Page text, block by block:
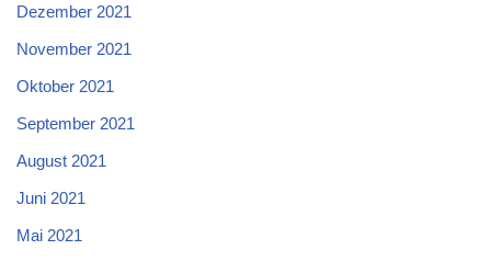
Dezember 2021
November 2021
Oktober 2021
September 2021
August 2021
Juni 2021
Mai 2021